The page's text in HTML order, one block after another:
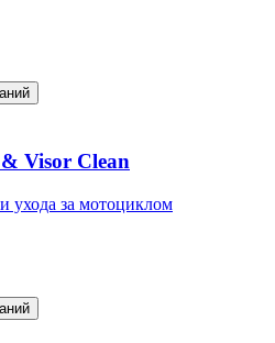
Visor Clean
ухода за мотоциклом